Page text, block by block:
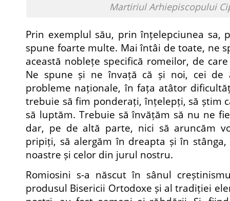
Martiriul Arhiepiscopului
Prin exemplul său, prin înțelepciunea sa,
spune foarte multe. Mai întâi de toate, ne
această noblețe specifică romeilor, de
Ne spune și ne învață că și noi, cei de
probleme naționale, în fața atâtor
trebuie să fim ponderați, înțelepți, să știm
să luptăm. Trebuie să învățăm să nu ne
dar, pe de altă parte, nici să aruncăm
pripiți, să alergăm în dreapta și în
noastre și celor din jurul nostru.
Romiosini s-a născut în sânul
produsul Bisericii Ortodoxe și al tradiției